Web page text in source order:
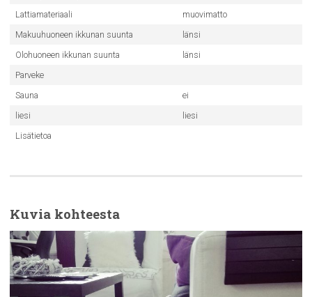
Lattiamateriaali
muovimatto
Makuuhuoneen ikkunan suunta
länsi
Olohuoneen ikkunan suunta
länsi
Parveke
Sauna
ei
liesi
liesi
Lisätietoa
Kuvia kohteesta